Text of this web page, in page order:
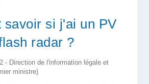
savoir si j'ai un PV
radar ?
- Direction de l'information légale et
ministre)